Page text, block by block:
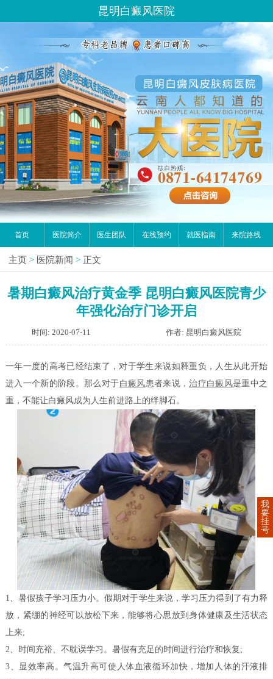
昆明白癜风医院
首页 医院简介 医生团队 在线预约 就医指南 来院路线
主页 > 医院新闻 > 正文
暑期白癜风治疗黄金季 昆明白癜风医院青少
年强化治疗门诊开启
时间: 2020-07-11 作者: 昆明白癜风医院
一年一度的高考已经结束了，对于学生来说如释重负，人生从此开始
进入一个新的阶段。那么对于白癜风患者来说，治疗白癜风是重中之
重，不能让白癜风成为人生前进路上的绊脚石。
1、暑假孩子学习压力小。假期对于学生来说，学习压力得到了有力释
放，紧绷的神经可以放松下来，能够将心思放到身体健康及生活状态
上来;
2、时间充裕、不耽误学习。暑假有充足的时间进行治疗和恢复;
3、显效率高。气温升高可使人体血液循环加快，增加人体的汗液排
我
要
挂
号